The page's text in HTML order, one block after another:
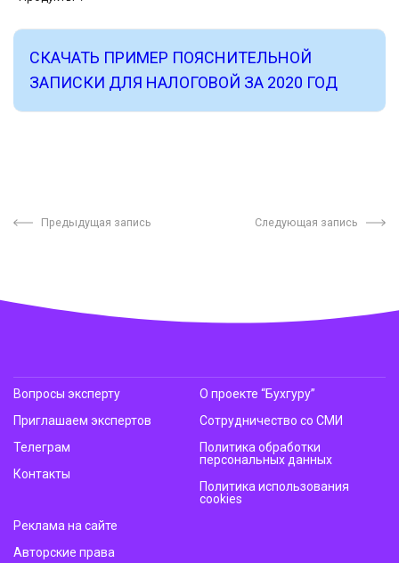
СКАЧАТЬ ПРИМЕР ПОЯСНИТЕЛЬНОЙ
ЗАПИСКИ ДЛЯ НАЛОГОВОЙ ЗА 2020 ГОД
Предыдущая запись Следующая запись
Вопросы эксперту
Приглашаем экспертов
Телеграм
Контакты
О проекте “Бухгуру”
Сотрудничество со СМИ
Политика обработки
персональных данных
Политика использования
cookies
Реклама на сайте
Авторские права